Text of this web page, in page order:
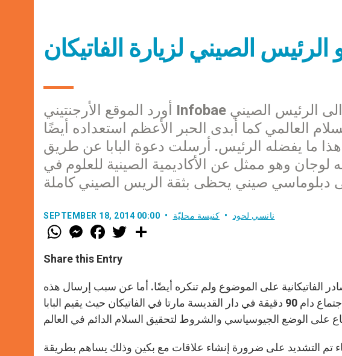
الرئيس الصيني لزيارة الفاتيكان
أورد الموقع الأرجنتيني Infobae أن البابا فرنسيس قد أرسل دعوة الى الرئيس الصيني
العالمي كما أبدى الحبر الأعظم استعداده أيضًا
ما يفضله الرئيس. أرسلت دعوة البابا عن طريق
لوجان وهو ممثل عن الأكاديمية الصينية للعلوم في
SEPTEMBER 18, 2014 00:00 نانسي لحود كنيسة محليّة
W
h
t
s
p
p
M
e
s
e
g
e
r
F
a
e
b
o
k
w
r
Share this Entry
أيلول ولم تعلق المصادر الفاتيكانية على الموضوع ولم تنكره أيضًا. أما عن سبب إرسال هذه
الدعوة للرئيس الصيني فمن الممكن أنها أتت نتيجة لاجتماع دام 90 دقيقة في دار القديسة مارتا في الفاتيكان حيث يقيم البابا
تم التشديد على ضرورة إنشاء علاقات مع بكين وذلك يساهم بطريقة